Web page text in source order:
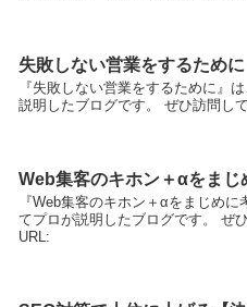
失敗しない営業をするために
『失敗しない営業をするために』
説明したブログです。 ぜひ訪問し
Web集客のキホン＋αをまじ
『Web集客のキホン＋αをまじめ
てプロが説明したブログです。 ぜ
URL: